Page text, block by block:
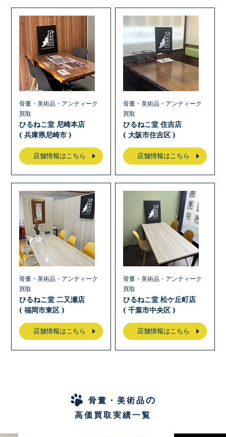
骨董・美術品・アンティーク
買取
ひるねこ堂 尼崎本店
( 兵庫県尼崎市 )
店舗情報はこちら
骨董・美術品・アンティーク
買取
ひるねこ堂 住吉店
( 大阪市住吉区 )
店舗情報はこちら
骨董・美術品・アンティーク
買取
ひるねこ堂 二又瀬店
( 福岡市東区 )
店舗情報はこちら
骨董・美術品・アンティーク
買取
ひるねこ堂 松ケ丘町店
( 千葉市中央区 )
店舗情報はこちら
骨董・美術品の
高価買取実績一覧